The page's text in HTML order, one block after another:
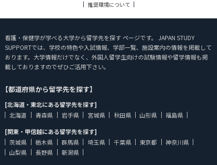
推奨環境について
看護・保健学が学べる大学から留学先を探す ページです。 JAPAN STUDY
SUPPORTでは、学校の特色や入試情報、学部一覧、施設案内の情報を掲載して
おります。大学情報だけでなく、外国人留学生向けの試験情報や留学情報も掲
載しておりますのでぜひご活用下さい。
【都道府県から留学先を探す】
[北海道・東北にある留学先を探す]
北海道
青森県 岩手県 宮城県 秋田県 山形県
福島県
[関東・甲信越にある留学先を探す]
茨城県
栃木県 群馬県 埼玉県 千葉県 東京都
神奈川県
山梨県
長野県
新潟県